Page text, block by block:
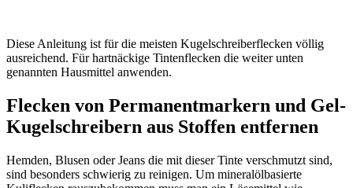
Diese Anleitung ist für die meisten Kugelschreiberflecken völlig
ausreichend. Für hartnäckige Tintenflecken die weiter unten
genannten Hausmittel anwenden.
Flecken von Permanentmarkern und Gel-
Kugelschreibern aus Stoffen entfernen
Hemden, Blusen oder Jeans die mit dieser Tinte verschmutzt sind,
sind besonders schwierig zu reinigen. Um mineralölbasierte